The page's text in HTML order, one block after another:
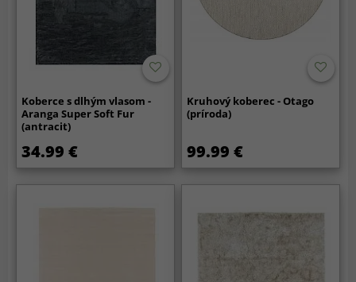
Koberce s dlhým vlasom -
Aranga Super Soft Fur
(antracit)
34.99 €
Kruhový koberec - Otago
(príroda)
99.99 €